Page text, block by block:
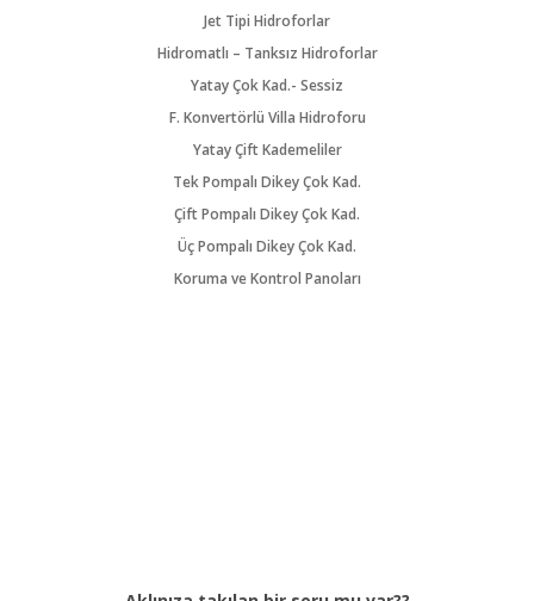
Jet Tipi Hidroforlar
Hidromatlı – Tanksız Hidroforlar
Yatay Çok Kad.- Sessiz
F. Konvertörlü Villa Hidroforu
Yatay Çift Kademeliler
Tek Pompalı Dikey Çok Kad.
Çift Pompalı Dikey Çok Kad.
Üç Pompalı Dikey Çok Kad.
Koruma ve Kontrol Panoları